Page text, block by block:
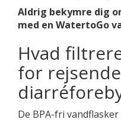
Aldrig bekymre dig
med en WatertoGo
Hvad
for rejsende
De BPA-fri